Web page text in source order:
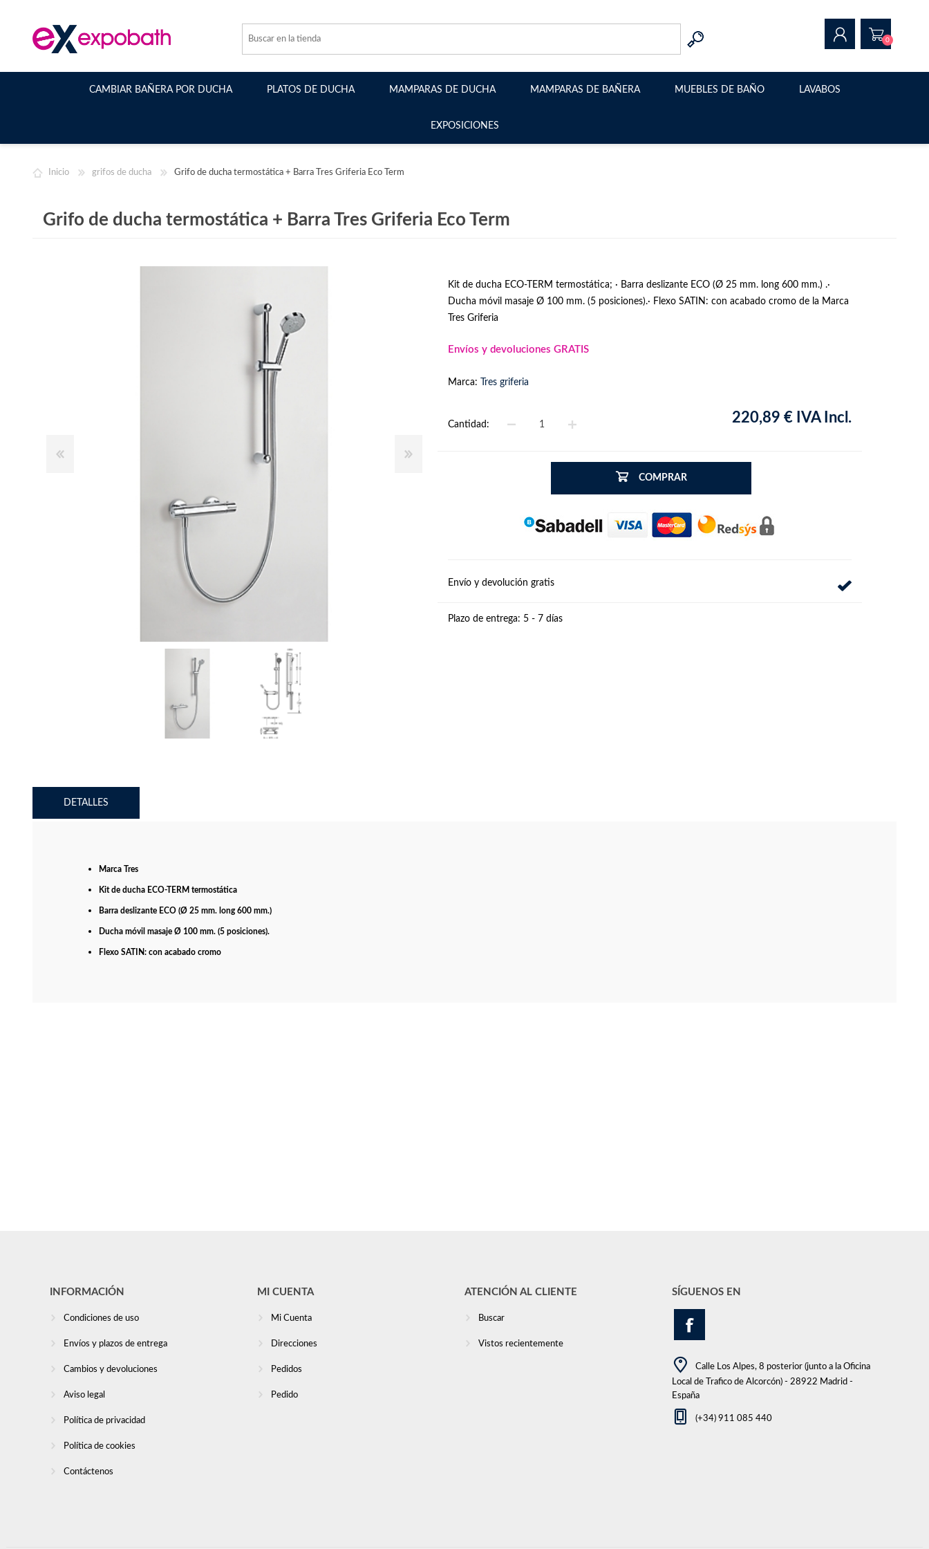
REGISTRAR
0
CAMBIAR BAÑERA POR DUCHA PLATOS DE DUCHA MAMPARAS DE DUCHA
Mamparas Abatibles
MAMPARAS DE BAÑERA MUEBLES DE BAÑO LAVABOS
EXPOSICIONES
Inicio grifos de ducha Grifo de ducha termostática + Barra Tres Griferia Eco Term
Grifo de ducha termostática + Barra Tres Griferia Eco Term
Kit de ducha ECO-TERM termostática; · Barra deslizante ECO (Ø 25 mm. long 600 mm.) .·
Ducha móvil masaje Ø 100 mm. (5 posiciones).· Flexo SATIN: con acabado cromo de la Marca
Tres Griferia
Envíos y devoluciones GRATIS
Marca: Tres griferia
220,89 € IVA Incl.
Cantidad:
COMPRAR
Envío y devolución gratis
Plazo de entrega: 5 - 7 días
DETALLES
Marca Tres
Kit de ducha ECO-TERM termostática
Barra deslizante ECO (Ø 25 mm. long 600 mm.)
Ducha móvil masaje Ø 100 mm. (5 posiciones).
Flexo SATIN: con acabado cromo
INFORMACIÓN
Condiciones de uso
Envíos y plazos de entrega
Cambios y devoluciones
Aviso legal
Política de privacidad
Política de cookies
Contáctenos
MI CUENTA
Mi Cuenta
Direcciones
Pedidos
Pedido
ATENCIÓN AL CLIENTE
Buscar
Vistos recientemente
SÍGUENOS EN
Calle Los Alpes, 8 posterior (junto a la Oficina
Local de Trafico de Alcorcón) - 28922 Madrid -
España
(+34) 911 085 440